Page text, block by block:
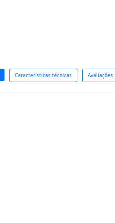
Características técnicas Avaliações